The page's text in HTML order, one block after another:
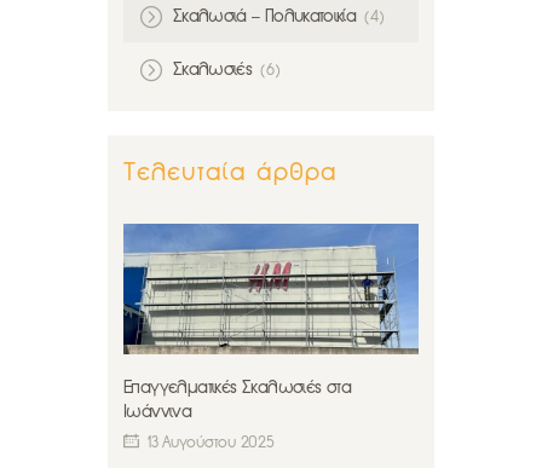
Σκαλωσιά – Πολυκατοικία (4)
Σκαλωσιές (6)
Τελευταία άρθρα
Επαγγελματικές Σκαλωσιές στα
Ιωάννινα
13 Αυγούστου 2025